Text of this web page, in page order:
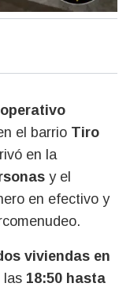
operativo
el barrio Tiro
en la
y el
en efectivo y
viviendas en
las 18:50 hasta